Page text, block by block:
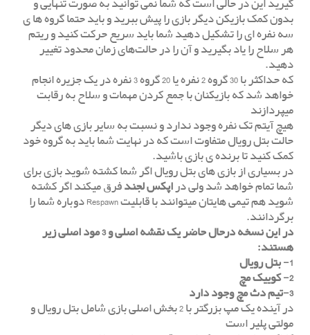
گیرید این در حالی است که شما نمی توانید به صورت تنهایی و
بدون کمک بازیکن دیگر بازی را پیش ببرید و باید حتما گروه ها ی
سه نفره ای را تشکیل دهید شما باید سریع حرکت کنید و ریتم
هر سلاح را یاد بگیرید و آن را در حالت‌های زمان محدود تغییر
دهید.
که حداکثر با 30 گروه 2 نفره یا 20 گروه 3 نفره در یک جزیره انجام
خواهد شد که بازیکنان با جمع کردن مهمات و سلاح به رقابت
میپردازند
هیچ آیتم تک نفره وجود ندارد و نسبت به سایر بازی های دیگر
حالت بتل رویال متفاوت است که در نهایت شما باید به گروه خود
کمک کنید تا برنده ی بازی باشید.
در بسیاری از بازی های بتل رویال اگر شما کشته شوید بازی برای
شما تمام خواهد شد ولی دراپکس لجندفرق میکند اگر کشته
شوید هم تیمی هایتان میتوانند با قابلیت Respawn دوباره شما را
برگردانند.
در این نسخه درحال حاضر یک نقشه اصلی و 3 مود اصلی زیر
هستند:
1- بتل رویال
2- کوییک مچ
3-تیم دث مچ وجود دارد
در آینده یک مپ بزرگتر با 2 بخش اصلی بازی شامل بتل رویال و
مولتی پلیر است